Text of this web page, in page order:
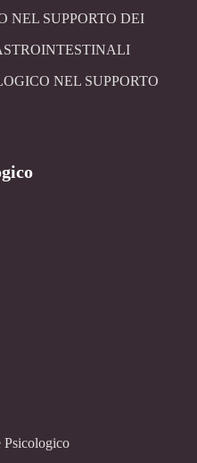
NEL SUPPORTO DEI
NEL SUPPORTO
Psicologico